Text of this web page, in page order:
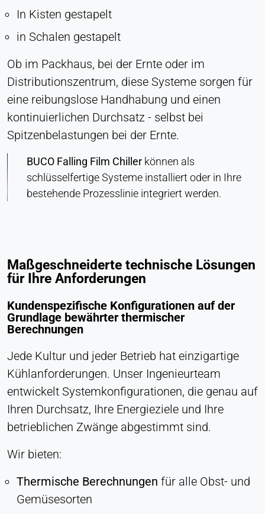
In Kisten gestapelt
in Schalen gestapelt
Ob im Packhaus, bei der Ernte oder im
Distributionszentrum, diese Systeme sorgen für
eine reibungslose Handhabung und einen
kontinuierlichen Durchsatz - selbst bei
Spitzenbelastungen bei der Ernte.
BUCO Falling Film Chiller können als
schlüsselfertige Systeme installiert oder in Ihre
bestehende Prozesslinie integriert werden.
Maßgeschneiderte technische Lösungen
für Ihre Anforderungen
Kundenspezifische Konfigurationen auf der
Grundlage bewährter thermischer
Berechnungen
Jede Kultur und jeder Betrieb hat einzigartige
Kühlanforderungen. Unser Ingenieurteam
entwickelt Systemkonfigurationen, die genau auf
Ihren Durchsatz, Ihre Energieziele und Ihre
betrieblichen Zwänge abgestimmt sind.
Wir bieten:
Thermische Berechnungen für alle Obst- und
Gemüsesorten